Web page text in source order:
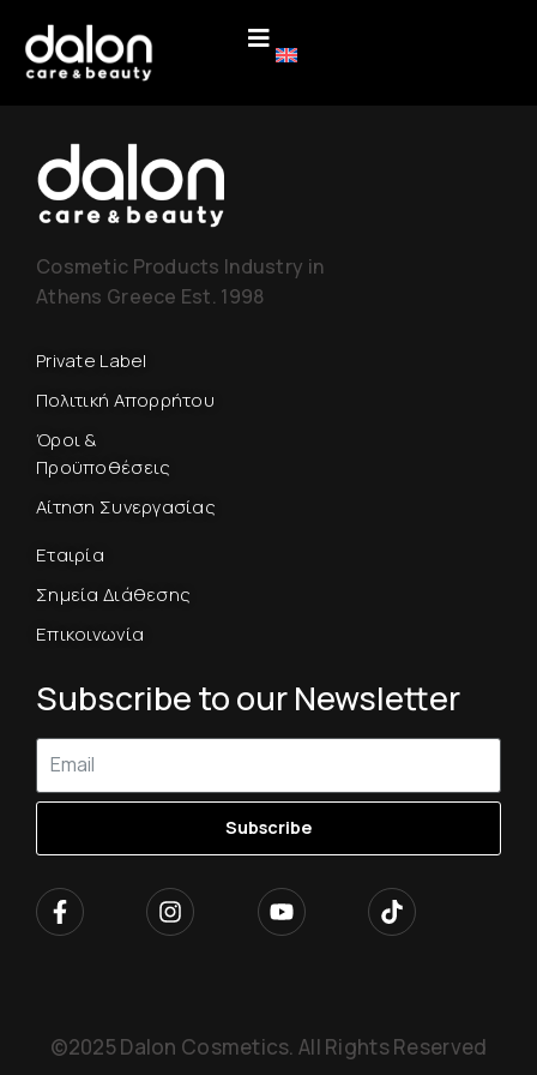
Cosmetic Products Industry in
Athens Greece Est. 1998
Private Label
Πολιτική Απορρήτου
Όροι &
Προϋποθέσεις
Αίτηση Συνεργασίας
Εταιρία
Σημεία Διάθεσης
Επικοινωνία
Subscribe to our Newsletter
Subscribe
©2025 Dalon Cosmetics. All Rights Reserved